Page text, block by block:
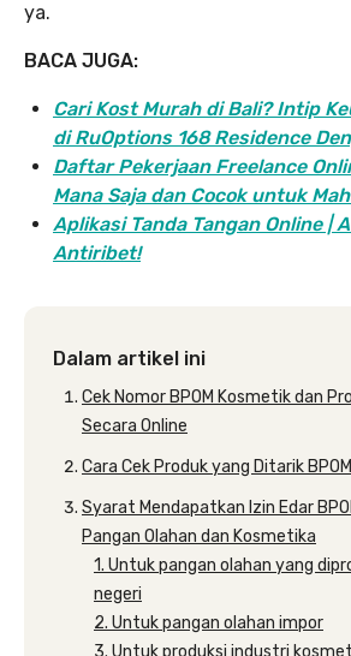
ya.
BACA JUGA:
Cari Kost Murah di Bali? Intip
di RuOptions 168 Residence
Daftar Pekerjaan Freelance
Mana Saja dan Cocok untuk
Aplikasi Tanda Tangan Online |
Antiribet!
Dalam artikel ini
Cek Nomor BPOM Kosmetik dan
Secara Online
Cara Cek Produk yang Ditarik BPOM
Syarat Mendapatkan Izin Edar
Pangan Olahan dan Kosmetika
1. Untuk pangan olahan yang
negeri
2. Untuk pangan olahan impor
3. Untuk produksi industri